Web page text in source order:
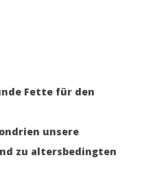
Fette für den
unsere
zu altersbedingten